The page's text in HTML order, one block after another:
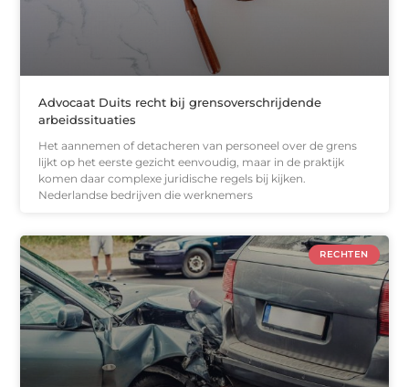
Advocaat Duits recht bij grensoverschrijdende
arbeidssituaties
Het aannemen of detacheren van personeel over de grens
lijkt op het eerste gezicht eenvoudig, maar in de praktijk
komen daar complexe juridische regels bij kijken.
Nederlandse bedrijven die werknemers
RECHTEN